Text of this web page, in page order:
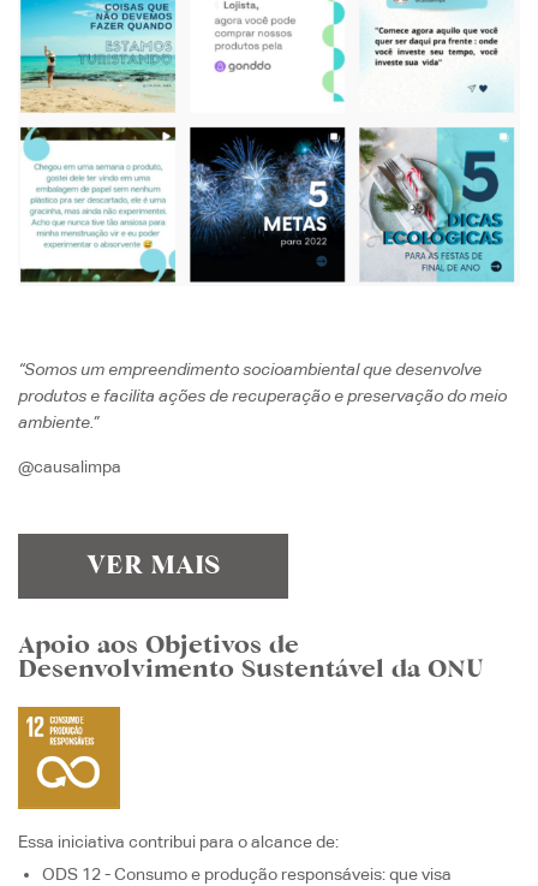
“Somos um empreendimento socioambiental que desenvolve
produtos e facilita ações de recuperação e preservação do meio
ambiente.”
@causalimpa
VER MAIS
Apoio aos Objetivos de
Desenvolvimento Sustentável da ONU
Essa iniciativa contribui para o alcance de:
ODS 12 - Consumo e produção responsáveis: que visa